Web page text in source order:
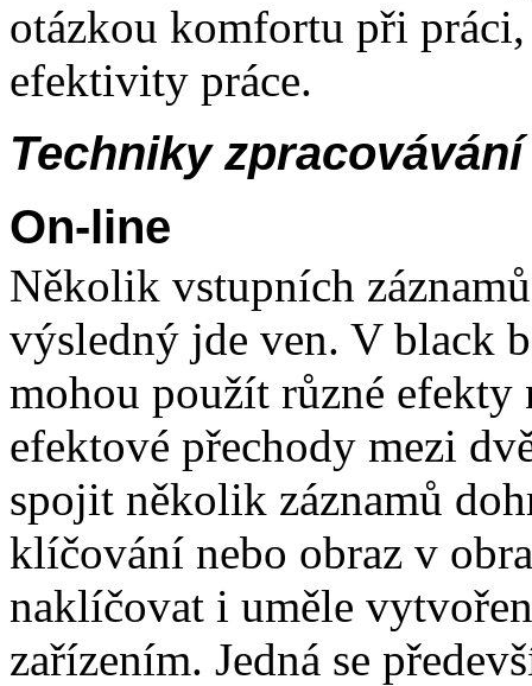
otázkou komfortu při
efektivity práce.
Techniky
On-line
Několik vstupních
výsledný jde ven. V black
mohou použít různé
efektové přechody mezi
spojit několik záznamů
klíčování nebo obraz v
naklíčovat i uměle
zařízením. Jedná se